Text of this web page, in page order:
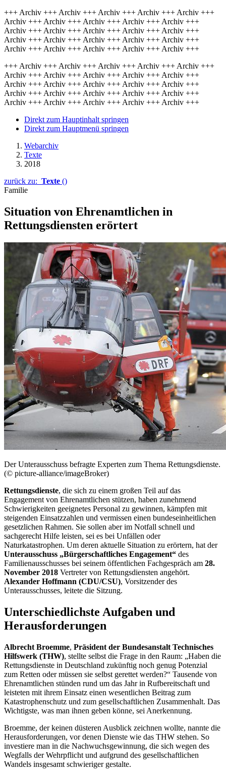
+++ Archiv +++ Archiv +++ Archiv +++ Archiv +++ Archiv +++
Archiv +++ Archiv +++ Archiv +++ Archiv +++ Archiv +++
Archiv +++ Archiv +++ Archiv +++ Archiv +++ Archiv +++
Archiv +++ Archiv +++ Archiv +++ Archiv +++ Archiv +++
Archiv +++ Archiv +++ Archiv +++ Archiv +++ Archiv +++
+++ Archiv +++ Archiv +++ Archiv +++ Archiv +++ Archiv +++
Archiv +++ Archiv +++ Archiv +++ Archiv +++ Archiv +++
Archiv +++ Archiv +++ Archiv +++ Archiv +++ Archiv +++
Archiv +++ Archiv +++ Archiv +++ Archiv +++ Archiv +++
Archiv +++ Archiv +++ Archiv +++ Archiv +++ Archiv +++
Direkt zum Hauptinhalt springen
Direkt zum Hauptmenü springen
Webarchiv
Texte
2018
zurück zu: Texte ()
Familie
Situation von Ehren­amt­lichen in
Rettungs­diensten er­örtert
Der Unterausschuss befragte Experten zum Thema Rettungsdienste.
(© picture-alliance/imageBroker)
Rettungsdienste, die sich zu einem großen Teil auf das
Engagement von Ehrenamtlichen stützen, haben zunehmend
Schwierigkeiten geeignetes Personal zu gewinnen, kämpfen mit
steigenden Einsatzzahlen und vermissen einen bundeseinheitlichen
gesetzlichen Rahmen. Sie sollen aber im Notfall schnell und
sachgerecht Hilfe leisten, sei es bei Unfällen oder
Naturkatastrophen. Um deren aktuelle Situation zu erörtern, hat der
Unterausschuss „Bürgerschaftliches Engagement“ des
Familienausschusses bei seinem öffentlichen Fachgespräch am 28.
November 2018 Vertreter von Rettungsdiensten angehört.
Alexander Hoffmann (CDU/CSU), Vorsitzender des
Unterausschusses, leitete die Sitzung.
Unterschiedlichste Aufgaben und
Herausforderungen
Albrecht Broemme, Präsident der Bundesanstalt Technisches
Hilfswerk (THW), stellte selbst die Frage in den Raum: „Haben die
Rettungsdienste in Deutschland zukünftig noch genug Potenzial
zum Retten oder müssen sie selbst gerettet werden?“ Tausende von
Ehrenamtlichen stünden rund um das Jahr in Rufbereitschaft und
leisteten mit ihrem Einsatz einen wesentlichen Beitrag zum
Katastrophenschutz und zum gesellschaftlichen Zusammenhalt. Das
Wichtigste, was man ihnen geben könne, sei Anerkennung.
Broemme, der keinen düsteren Ausblick zeichnen wollte, nannte die
Herausforderungen, vor denen Dienste wie das THW stehen. So
investiere man in die Nachwuchsgewinnung, die sich wegen des
Wegfalls der Wehrpflicht und aufgrund des gesellschaftlichen
Wandels insgesamt schwieriger gestalte.